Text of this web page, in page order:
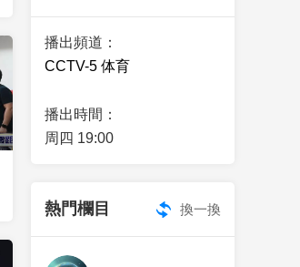
網展 央央好物
播出頻道：
CCTV-5 体育
播出時間：
周四 19:00
熱門欄目 換一換